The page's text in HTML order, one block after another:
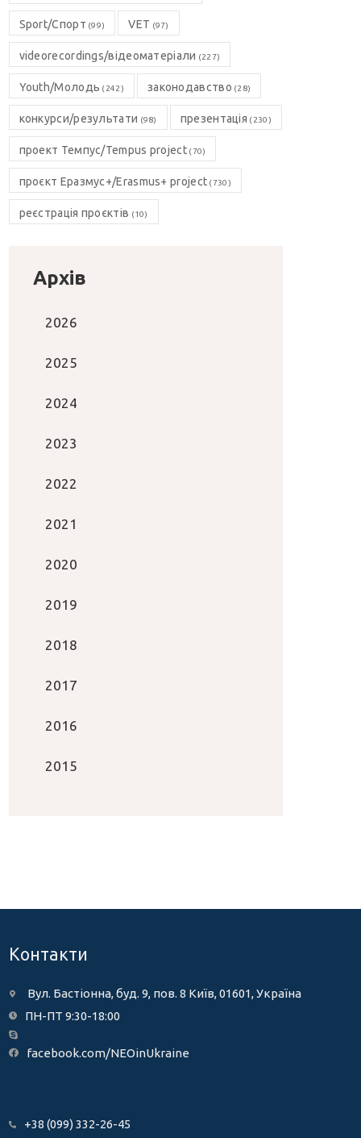
Sport/Спорт (99) VET (97)
videorecordings/відеоматеріали (227)
Youth/Молодь (242) законодавство (28)
конкурси/результати (98) презентація (230)
проект Темпус/Tempus project(70)
проєкт Еразмус+/Erasmus+ project (730)
реєстрація проєктів (10)
Архів
2026
2025
2024
2023
2022
2021
2020
2019
2018
2017
2016
2015
Контакти
Вул. Бастіонна, буд. 9, пов. 8 Київ, 01601, Україна
ПН-ПТ 9:30-18:00
facebook.com/NEOinUkraine
+38 (099) 332-26-45